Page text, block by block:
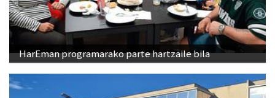
HarEman programarako parte hartzaile bila